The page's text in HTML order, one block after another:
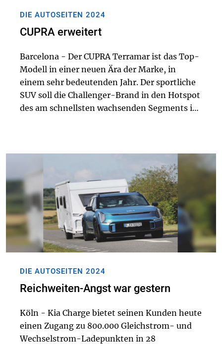
DIE AUTOSEITEN 2024
CUPRA erweitert
Barcelona - Der CUPRA Terramar ist das Top-
Modell in einer neuen Ära der Marke, in
einem sehr bedeutenden Jahr. Der sportliche
SUV soll die Challenger-Brand in den Hotspot
des am schnellsten wachsenden Segments in
DIE AUTOSEITEN 2024
Reichweiten-Angst war gestern
Köln - Kia Charge bietet seinen Kunden heute
einen Zugang zu 800.000 Gleichstrom- und
Wechselstrom-Ladepunkten in 28